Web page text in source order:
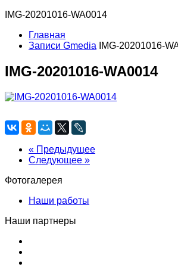
IMG-20201016-WA0014
Главная
Записи Gmedia
IMG-20201016-
IMG-20201016-WA0014
« Предыдущее
Следующее »
Фотогалерея
Наши работы
Наши партнеры